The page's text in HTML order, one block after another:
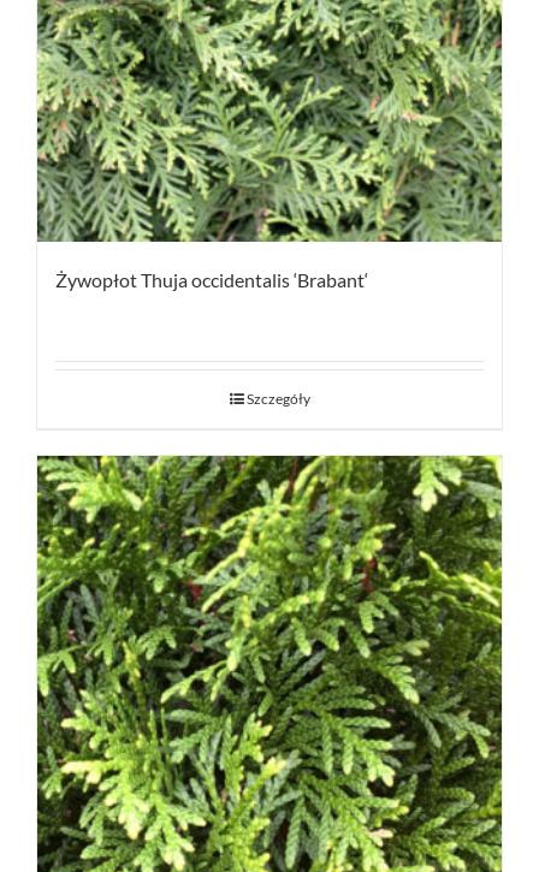
Żywopłot Thuja occidentalis ‘Brabant‘
Szczegóły